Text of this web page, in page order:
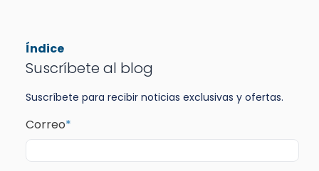
Índice
Suscríbete al blog
Suscríbete para recibir noticias exclusivas y ofertas.
Correo*